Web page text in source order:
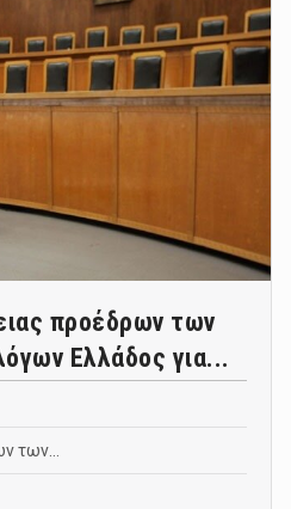
προέδρων των
Ελλάδος για...
των…